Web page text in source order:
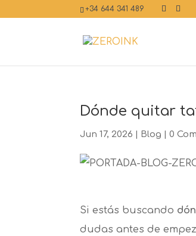
+34 644 341 489
Dónde quitar
Jun 17, 2026 Blog |0
Si estás buscando
dudas antes de